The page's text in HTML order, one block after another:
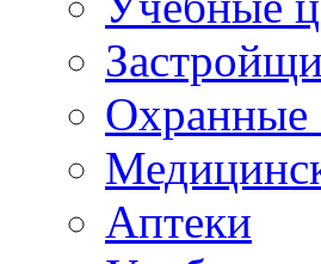
Охранные
Аптеки